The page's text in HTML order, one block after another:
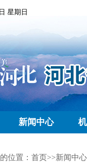
星期日
新闻中心
位置： 首页>>新闻中心